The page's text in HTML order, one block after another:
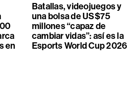
en
Batallas, videojuegos y
una bolsa de US$75
millones “capaz de
cambiar vidas”: así es la
Esports World Cup 2026